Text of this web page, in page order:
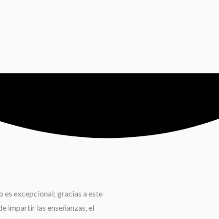
es excepcional; gracias a este
impartir las enseñanzas, el